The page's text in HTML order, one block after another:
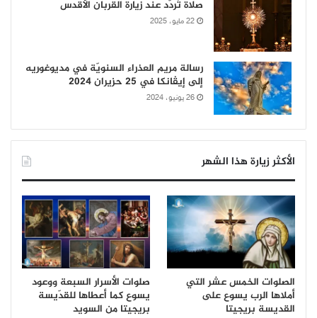
صلاة تُردّد عند زيارة القربان الأقدس
22 مايو، 2025
رسالة مريم العذراء السنويّة في مديوغوريه
إلى إيڤانكا في 25 حزيران 2024
26 يونيو، 2024
الأكثر زيارة هذا الشهر
الصلوات الخمس عشر التي
أملاها الرب يسوع على
القديسة بريجيتا
صلوات الأسرار السبعة ووعود
يسوع كما أعطاها للقدّيسة
بريجيتا من السويد